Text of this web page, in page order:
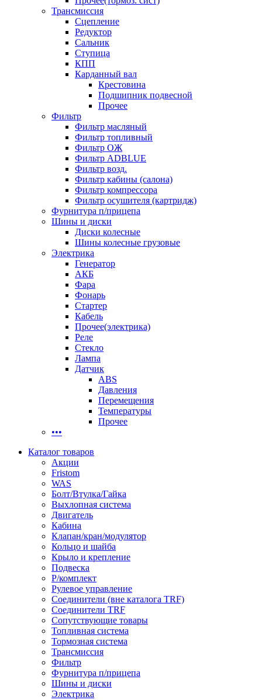
Трансмиссия
Сцепление
Редуктор
Сальник
Ступица
КПП
Карданный вал
Крестовина
Подшипник подвесной
Прочее
Фильтр
Фильтр масляный
Фильтр топливный
Фильтр ОЖ
Фильтр ADBLUE
Фильтр возд.
Фильтр кабины (салона)
Фильтр компрессора
Фильтр осушителя (картридж)
Фурнитура п/прицепа
Шины и диски
Диски колесные
Шины колесные грузовые
Электрика
Генератор
АКБ
Фара
Фонарь
Стартер
Кабель
Прочее(электрика)
Реле
Стекло
Лампа
Датчик
ABS
Давления
Перемещения
Температуры
Прочее
•••
Каталог товаров
Акции
Fristom
WAS
Болт/Втулка/Гайка
Выхлопная система
Двигатель
Кабина
Клапан/кран/модулятор
Кольцо и шайба
Крыло и крепление
Подвеска
Р/комплект
Рулевое управление
Соединители (вне каталога TRF)
Соединители TRF
Сопутствующие товары
Топливная система
Тормозная система
Трансмиссия
Фильтр
Фурнитура п/прицепа
Шины и диски
Электрика